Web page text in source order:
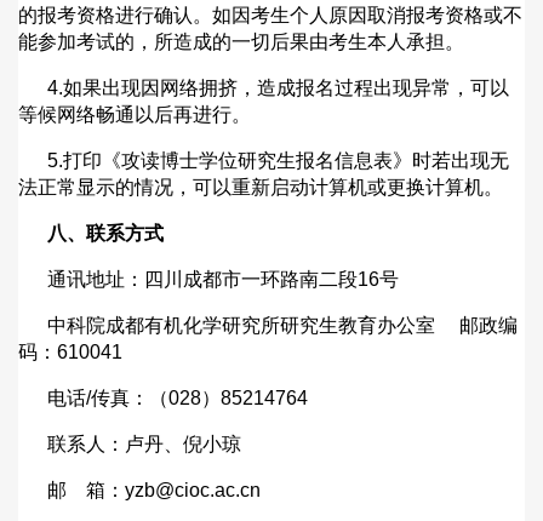
的报考资格进行确认。如因考生个人原因取消报考资格或不
能参加考试的，所造成的一切后果由考生本人承担。
4.如果出现因网络拥挤，造成报名过程出现异常，可以
等候网络畅通以后再进行。
5.打印《攻读博士学位研究生报名信息表》时若出现无
法正常显示的情况，可以重新启动计算机或更换计算机。
八、联系方式
通讯地址：四川成都市一环路南二段16号
中科院成都有机化学研究所研究生教育办公室
邮政编
码： 610041
电话/传真：（028） 85214764
联系人：卢丹、倪小琼
邮 箱： yzb@cioc.ac.cn